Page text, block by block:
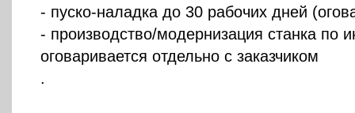
- пуско-наладка до 30 рабочих дней
- производство/модернизация станка по
оговаривается отдельно с заказчиком
.